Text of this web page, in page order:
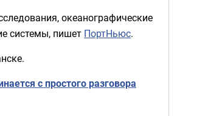
океанографические
системы, пишет ПортНьюс.
с простого разговора